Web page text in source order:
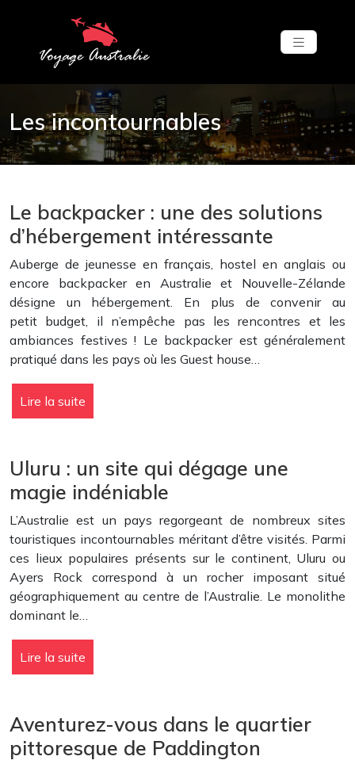
Les incontournables
Le backpacker : une des solutions
d’hébergement intéressante
Auberge de jeunesse en français, hostel en anglais ou
encore backpacker en Australie et Nouvelle-Zélande
désigne un hébergement. En plus de convenir au
petit budget, il n’empêche pas les rencontres et les
ambiances festives ! Le backpacker est généralement
pratiqué dans les pays où les Guest house…
Lire la suite
Uluru : un site qui dégage une
magie indéniable
L’Australie est un pays regorgeant de nombreux sites
touristiques incontournables méritant d’être visités. Parmi
ces lieux populaires présents sur le continent, Uluru ou
Ayers Rock correspond à un rocher imposant situé
géographiquement au centre de l’Australie. Le monolithe
dominant le…
Lire la suite
Aventurez-vous dans le quartier
pittoresque de Paddington